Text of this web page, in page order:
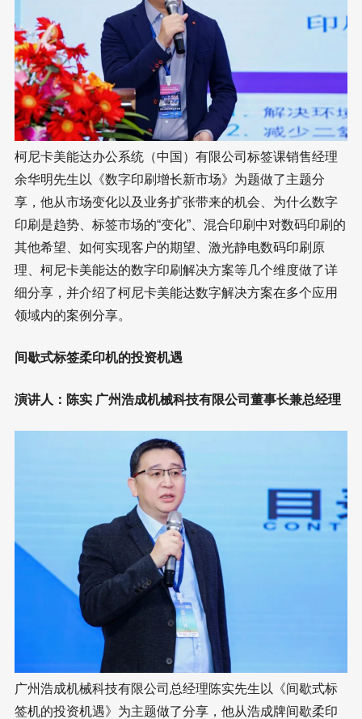
柯尼卡美能达办公系统（中国）有限公司标签课销售经理
余华明先生以《数字印刷增长新市场》为题做了主题分
享，他从市场变化以及业务扩张带来的机会、为什么数字
印刷是趋势、标签市场的“变化”、混合印刷中对数码印刷的
其他希望、如何实现客户的期望、激光静电数码印刷原
理、柯尼卡美能达的数字印刷解决方案等几个维度做了详
细分享，并介绍了柯尼卡美能达数字解决方案在多个应用
领域内的案例分享。
间歇式标签柔印机的投资机遇
演讲人：陈实 广州浩成机械科技有限公司董事长兼总经理
广州浩成机械科技有限公司总经理陈实先生以《间歇式标
签机的投资机遇》为主题做了分享，他从浩成牌间歇柔印